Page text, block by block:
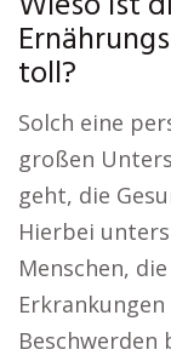
toll?
Solch eine
großen
geht, die
Hierbei
Menschen,
Beschwerden